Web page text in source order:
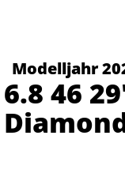
Modelljahr
6.8 46